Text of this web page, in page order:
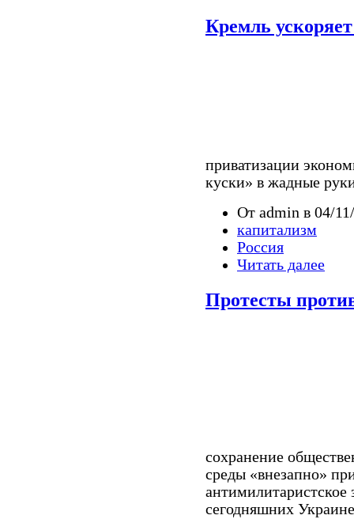
Кремль
приватизации
куски» в жадные
От admin в 04/
капитализм
Россия
Читать далее
Протесты
сохранение
среды «внезапно»
антимилитаристское
сегодняшних